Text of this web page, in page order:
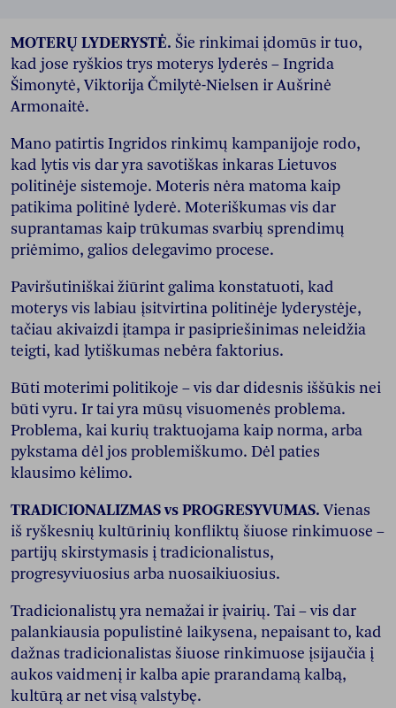
MOTERŲ LYDERYSTĖ. Šie rinkimai įdomūs ir tuo,
kad jose ryškios trys moterys lyderės – Ingrida
Šimonytė, Viktorija Čmilytė-Nielsen ir Aušrinė
Armonaitė.
Mano patirtis Ingridos rinkimų kampanijoje rodo,
kad lytis vis dar yra savotiškas inkaras Lietuvos
politinėje sistemoje. Moteris nėra matoma kaip
patikima politinė lyderė. Moteriškumas vis dar
suprantamas kaip trūkumas svarbių sprendimų
priėmimo, galios delegavimo procese.
Paviršutiniškai žiūrint galima konstatuoti, kad
moterys vis labiau įsitvirtina politinėje lyderystėje,
tačiau akivaizdi įtampa ir pasipriešinimas neleidžia
teigti, kad lytiškumas nebėra faktorius.
Būti moterimi politikoje – vis dar didesnis iššūkis nei
būti vyru. Ir tai yra mūsų visuomenės problema.
Problema, kai kurių traktuojama kaip norma, arba
pykstama dėl jos problemiškumo. Dėl paties
klausimo kėlimo.
TRADICIONALIZMAS vs PROGRESYVUMAS. Vienas
iš ryškesnių kultūrinių konfliktų šiuose rinkimuose –
partijų skirstymasis į tradicionalistus,
progresyviuosius arba nuosaikiuosius.
Tradicionalistų yra nemažai ir įvairių. Tai – vis dar
palankiausia populistinė laikysena, nepaisant to, kad
dažnas tradicionalistas šiuose rinkimuose įsijaučia į
aukos vaidmenį ir kalba apie prarandamą kalbą,
kultūrą ar net visą valstybę.